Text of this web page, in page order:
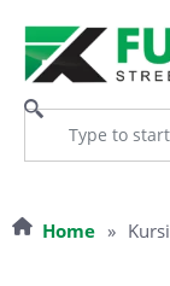
Home »